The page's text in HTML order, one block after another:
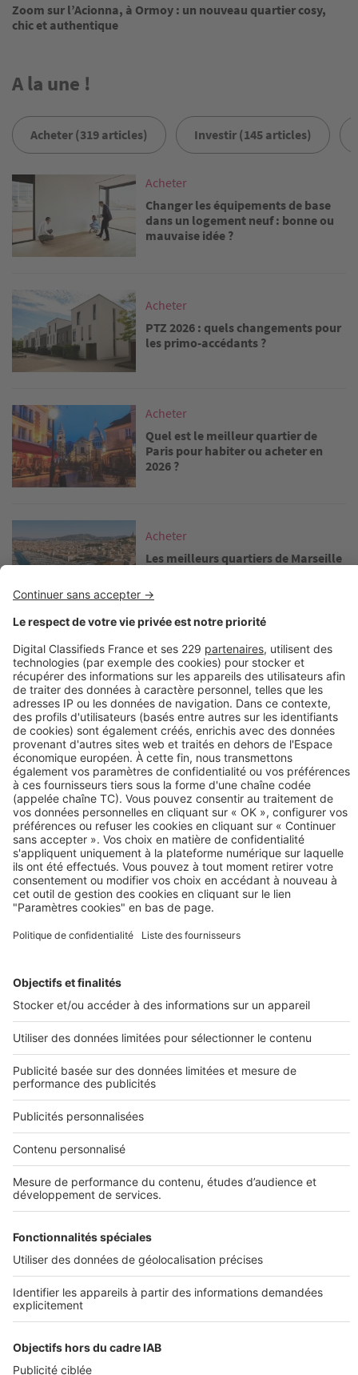
Zoom sur l’Acionna, à Ormoy : un nouveau quartier cosy,
chic et authentique
A la une !
Acheter (319 articles) Investir (145 articles)
Image
Acheter
Changer les équipements de base
dans un logement neuf : bonne ou
mauvaise idée ?
Image
Acheter
PTZ 2026 : quels changements pour
les primo-accédants ?
Image
Acheter
Quel est le meilleur quartier de
Paris pour habiter ou acheter en
2026 ?
Acheter
Les meilleurs quartiers de Marseille
Image
Acheter
Vivre à Bordeaux : dans quel
quartier acheter dans la cité
girondine ?
Découvrez nos annonces
Acheter une maison neuve
Lyon Rennes Pas-de-Calais
Maine-et-Loire Midi-Pyrénées Toulouse
Landes Alsace Aveyron
SeLoger neuf c'est aussi...
Annuaire des professionnels
Déposer une annonce sur SeLoger
SELOGER NEUF
Politique Générale de Protection des Données
PROFESSIONNELS